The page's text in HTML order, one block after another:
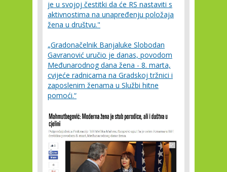
je u svojoj čestitki da će RS nastaviti s
aktivnostima na unapređenju položaja
žena u društvu."
„Gradonačelnik Banjaluke Slobodan
Gavranović uručio je danas, povodom
Međunarodnog dana žena - 8. marta,
cvijeće radnicama na Gradskoj tržnici i
zaposlenim ženama u Službi hitne
pomoći.“